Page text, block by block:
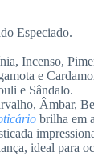
Especiado.
Incenso,
e
e Sândalo.
Âmbar,
brilha em
ideal para